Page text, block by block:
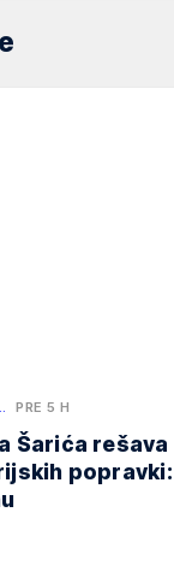
PRE 5 H
Šarića